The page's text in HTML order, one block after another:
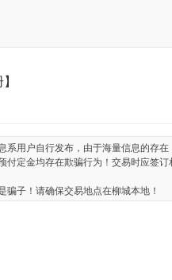
用户自行发布，由于海量信息的存
定金均存在欺骗行为！交易时应签
子！请确保交易地点在柳城本地！